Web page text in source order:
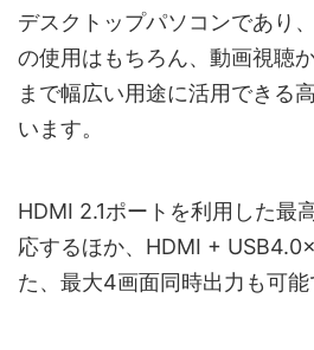
デスクトップパソコンであり
の使用はもちろん、動画視聴
まで幅広い用途に活用できる
います。
HDMI 2.1ポートを利用した最
応するほか、HDMI +
た、最大4画面同時出力も可能